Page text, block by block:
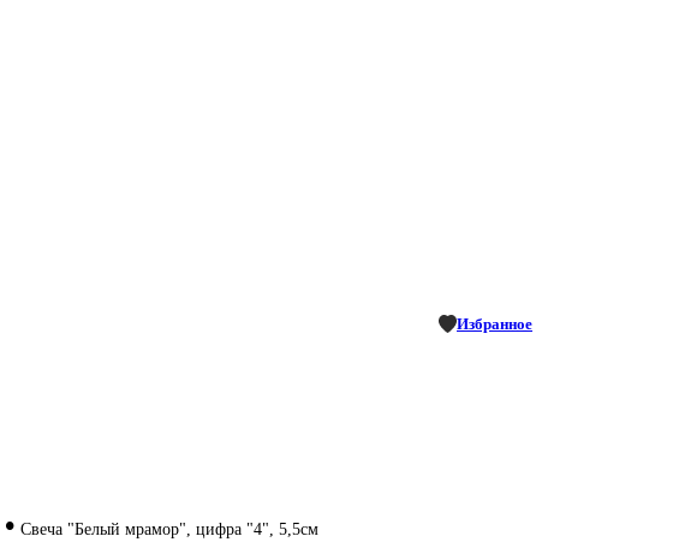
Избранное
• Свеча "Белый мрамор", цифра "4", 5,5см